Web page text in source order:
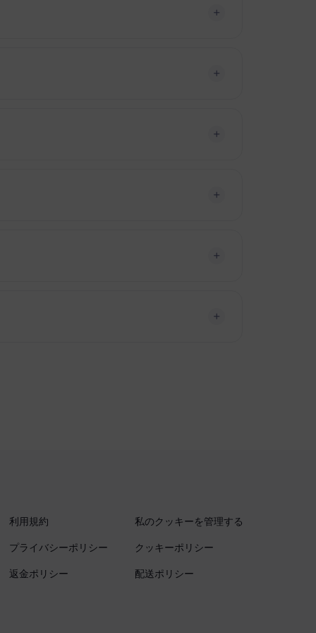
利用規約 私のクッキーを管理する
プライバシーポリシー クッキーポリシー
返金ポリシー 配送ポリシー